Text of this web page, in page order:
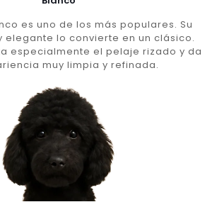
es uno de los más populares. Su
elegante lo convierte en un clásico.
especialmente el pelaje rizado y da
muy limpia y refinada.